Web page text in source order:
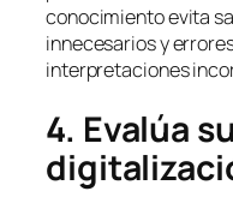
conocimiento evita
innecesarios y
interpretaciones
4. Evalúa